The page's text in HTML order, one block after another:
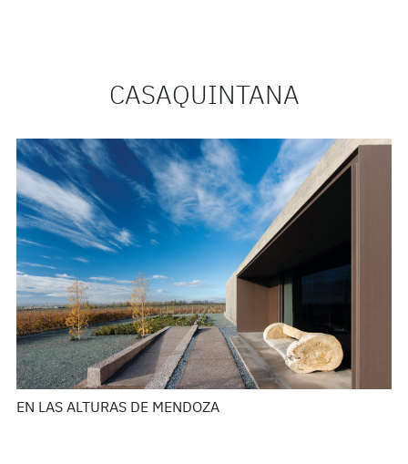
CASAQUINTANA
EN LAS ALTURAS DE MENDOZA